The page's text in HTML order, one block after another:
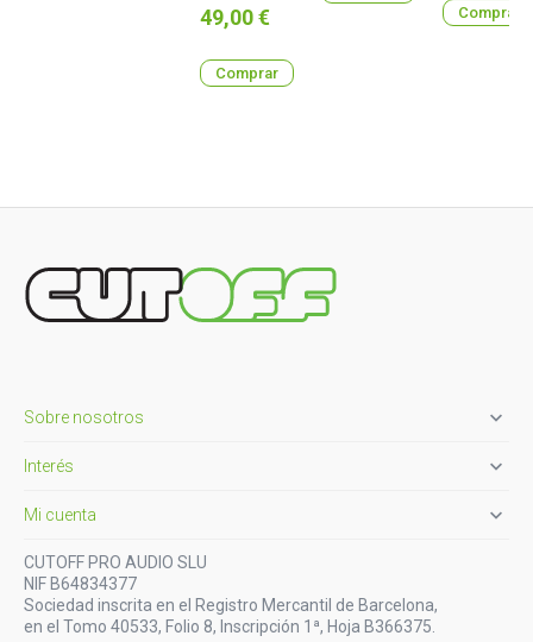
Precio
49,00 €
Comprar
Comprar
Sobre nosotros 
Interés 
Mi cuenta 
CUTOFF PRO AUDIO SLU
NIF B64834377
Sociedad inscrita en el Registro Mercantil de Barcelona,
en el Tomo 40533, Folio 8, Inscripción 1ª, Hoja B366375.